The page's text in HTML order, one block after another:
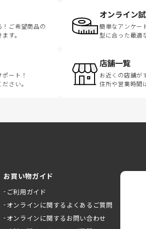
ご希望商品の
す。
オンライン
簡単なアンケー
型に合った最適
ート！
さい。
店舗一覧
お近くの店舗が
住所や営業時間
お買い物ガイド
ご利用ガイド
オンラインに関するよくあるご質問
オンラインに関するお問い合わせ